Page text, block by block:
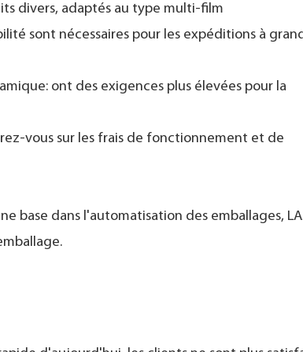
divers, adaptés au type multi-film
sont nécessaires pour les expéditions à grand
ont des exigences plus élevées pour la
vous sur les frais de fonctionnement et de
base dans l'automatisation des emballages,